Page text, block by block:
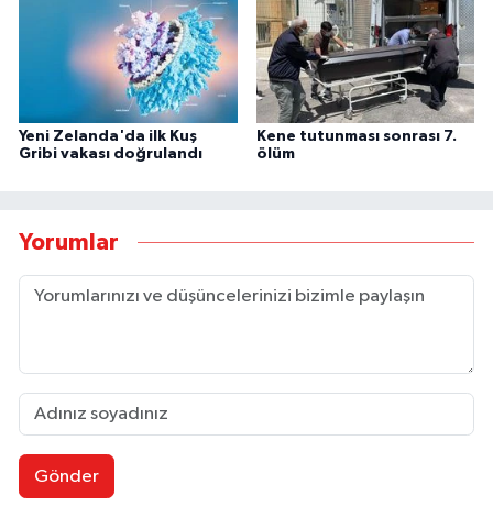
Yeni Zelanda'da ilk Kuş
Gribi vakası doğrulandı
Kene tutunması sonrası 7.
ölüm
Yorumlar
Gönder